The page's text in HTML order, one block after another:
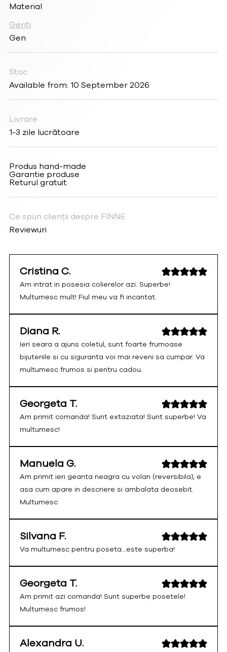
Material
Genți
Gen
Stoc
Available from: 10 September 2026
Livrare
1-3 zile lucrătoare
Produs hand-made
Garantie produse
Returul gratuit
Ce spun clienții despre FINNE
Reviewuri
Cristina C.
Am intrat in posesia colierelor azi. Superbe!
Multumesc mult! Fiul meu va fi incantat.
Diana R.
Ieri seara a ajuns coletul, sunt foarte frumoase
bijuteriile si cu siguranta voi mai reveni sa cumpar. Va
multumesc frumos si pentru cadou.
Georgeta T.
Am primit comanda! Sunt extaziata! Sunt superbe! Va
multumesc!
Manuela G.
Am primit ieri geanta neagra cu volan (reversibila), e
asa cum apare in descriere si ambalata deosebit.
Multumesc
Silvana F.
Va multumesc pentru poseta...este superba!
Georgeta T.
Am primit azi comanda! Sunt superbe posetele!
Multumesc frumos!
Alexandra U.